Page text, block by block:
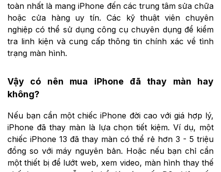
toàn nhất là mang iPhone đến các trung tâm sửa chữa
hoặc cửa hàng uy tín. Các kỹ thuật viên chuyên
nghiệp có thể sử dụng công cụ chuyên dụng để kiểm
tra linh kiện và cung cấp thông tin chính xác về tình
trạng màn hình.
Vậy có nên mua iPhone đã thay màn hay
không?
Nếu bạn cần một chiếc iPhone đời cao với giá hợp lý,
iPhone đã thay màn là lựa chọn tiết kiệm. Ví dụ, một
chiếc iPhone 13 đã thay màn có thể rẻ hơn 3 - 5 triệu
đồng so với máy nguyên bản. Hoặc nếu bạn chỉ cần
một thiết bị để lướt web, xem video, màn hình thay thế